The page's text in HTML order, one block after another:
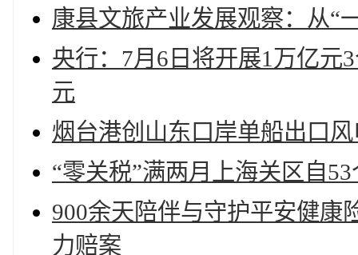
康县文旅产业发展观察：从“
央行：7月6日将开展1万亿元
元
烟台港创山东口岸单船出口
“零关税”满两月上海关区自
900余天陪伴与守护平安健康
力赔案